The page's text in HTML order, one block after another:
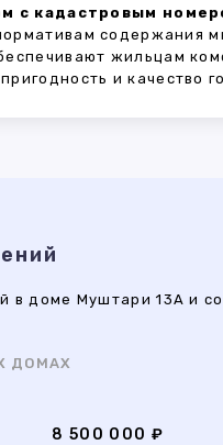
с кадастровым
содержания
жильцам
и качество
в доме Муштари 13А и
ДОМАХ
8 500 000 ₽